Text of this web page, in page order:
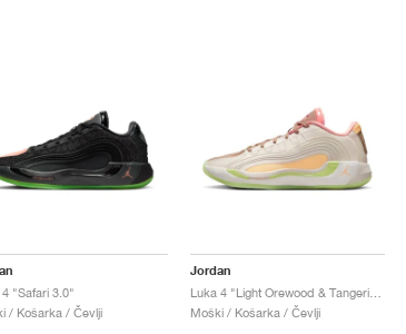
4 "Safari 3.0"
/ Košarka / Čevlji
Jordan
Luka 4 "Light Orewood & Tangerine"
Moški / Košarka / Čevlji